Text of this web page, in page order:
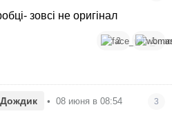
зовсі не оригінал
2 1
• 08 июня в 08:54 3